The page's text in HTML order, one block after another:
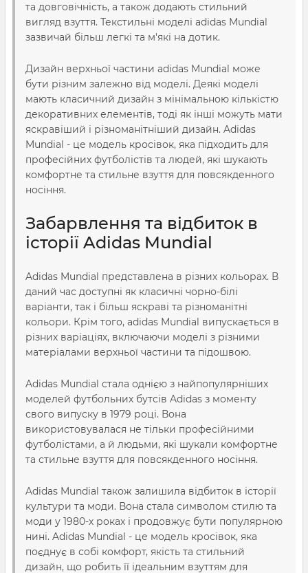
та довговічність, а також додають стильний
вигляд взуття. Текстильні моделі adidas Mundial
зазвичай більш легкі та м'які на дотик.
Дизайн верхньої частини adidas Mundial може
бути різним залежно від моделі. Деякі моделі
мають класичний дизайн з мінімальною кількістю
декоративних елементів, тоді як інші можуть мати
яскравіший і різноманітніший дизайн. Adidas
Mundial - це модель кросівок, яка підходить для
професійних футболістів та людей, які шукають
комфортне та стильне взуття для повсякденного
носіння.
Забарвлення та відбиток в
історії Adidas Mundial
Adidas Mundial представлена в різних кольорах. В
даний час доступні як класичні чорно-білі
варіанти, так і більш яскраві та різноманітні
кольори. Крім того, adidas Mundial випускається в
різних варіаціях, включаючи моделі з різними
матеріалами верхньої частини та підошвою.
Adidas Mundial стала однією з найпопулярніших
моделей футбольних бутсів Adidas з моменту
свого випуску в 1979 році. Вона
використовувалася не тільки професійними
футболістами, а й людьми, які шукали комфортне
та стильне взуття для повсякденного носіння.
Adidas Mundial також залишила відбиток в історії
культури та моди. Вона стала символом стилю та
моди у 1980-х роках і продовжує бути популярною
нині. Adidas Mundial - це модель кросівок, яка
поєднує в собі комфорт, якість та стильний
дизайн, що робить її ідеальним взуттям для